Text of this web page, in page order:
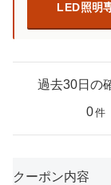
LED照明
過去30日の
0件
クーポン内容